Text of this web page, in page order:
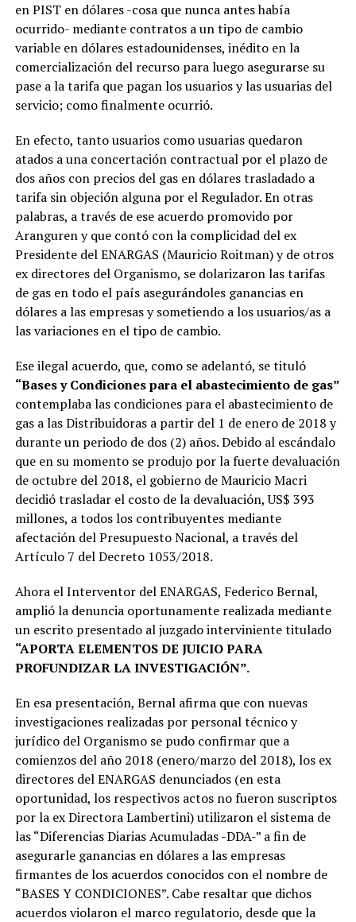
en PIST en dólares -cosa que nunca antes había
ocurrido- mediante contratos a un tipo de cambio
variable en dólares estadounidenses, inédito en la
comercialización del recurso para luego asegurarse su
pase a la tarifa que pagan los usuarios y las usuarias del
servicio; como finalmente ocurrió.
En efecto, tanto usuarios como usuarias quedaron
atados a una concertación contractual por el plazo de
dos años con precios del gas en dólares trasladado a
tarifa sin objeción alguna por el Regulador. En otras
palabras, a través de ese acuerdo promovido por
Aranguren y que contó con la complicidad del ex
Presidente del ENARGAS (Mauricio Roitman) y de otros
ex directores del Organismo, se dolarizaron las tarifas
de gas en todo el país asegurándoles ganancias en
dólares a las empresas y sometiendo a los usuarios/as a
las variaciones en el tipo de cambio.
Ese ilegal acuerdo, que, como se adelantó, se tituló
“Bases y Condiciones para el abastecimiento de gas”
contemplaba las condiciones para el abastecimiento de
gas a las Distribuidoras a partir del 1 de enero de 2018 y
durante un periodo de dos (2) años. Debido al escándalo
que en su momento se produjo por la fuerte devaluación
de octubre del 2018, el gobierno de Mauricio Macri
decidió trasladar el costo de la devaluación, US$ 393
millones, a todos los contribuyentes mediante
afectación del Presupuesto Nacional, a través del
Artículo 7 del Decreto 1053/2018.
Ahora el Interventor del ENARGAS, Federico Bernal,
amplió la denuncia oportunamente realizada mediante
un escrito presentado al juzgado interviniente titulado
“APORTA ELEMENTOS DE JUICIO PARA
PROFUNDIZAR LA INVESTIGACIÓN”.
En esa presentación, Bernal afirma que con nuevas
investigaciones realizadas por personal técnico y
jurídico del Organismo se pudo confirmar que a
comienzos del año 2018 (enero/marzo del 2018), los ex
directores del ENARGAS denunciados (en esta
oportunidad, los respectivos actos no fueron suscriptos
por la ex Directora Lambertini) utilizaron el sistema de
las “Diferencias Diarias Acumuladas -DDA-” a fin de
asegurarle ganancias en dólares a las empresas
firmantes de los acuerdos conocidos con el nombre de
“BASES Y CONDICIONES”. Cabe resaltar que dichos
acuerdos violaron el marco regulatorio, desde que la